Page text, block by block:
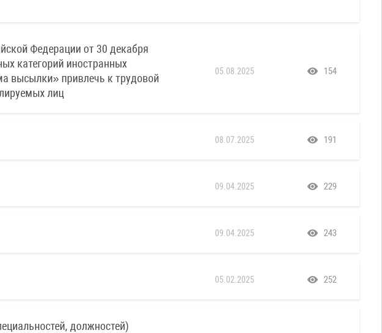
Федерации от 30 декабря
категорий иностранных
высылки» привлечь к трудовой
лиц
05.08.2025 154
08.07.2025 191
09.04.2025 229
09.04.2025 243
05.02.2025 252
должностей)